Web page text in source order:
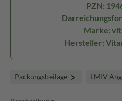
PZN:
Marke:
Hersteller:
Packungsbeilage LMIV